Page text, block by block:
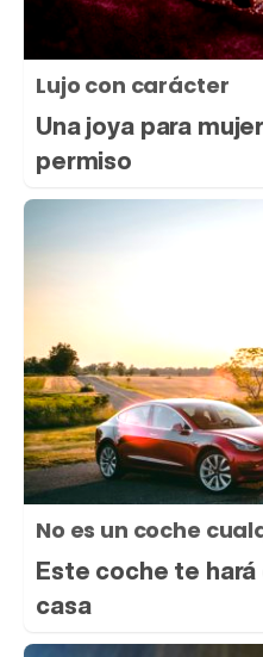
Lujo con carácter
Una joya para
permiso
No es un coche
Este coche te
casa